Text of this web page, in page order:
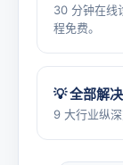
30 分钟在线
程免费。
💡 全部解
9 大行业纵